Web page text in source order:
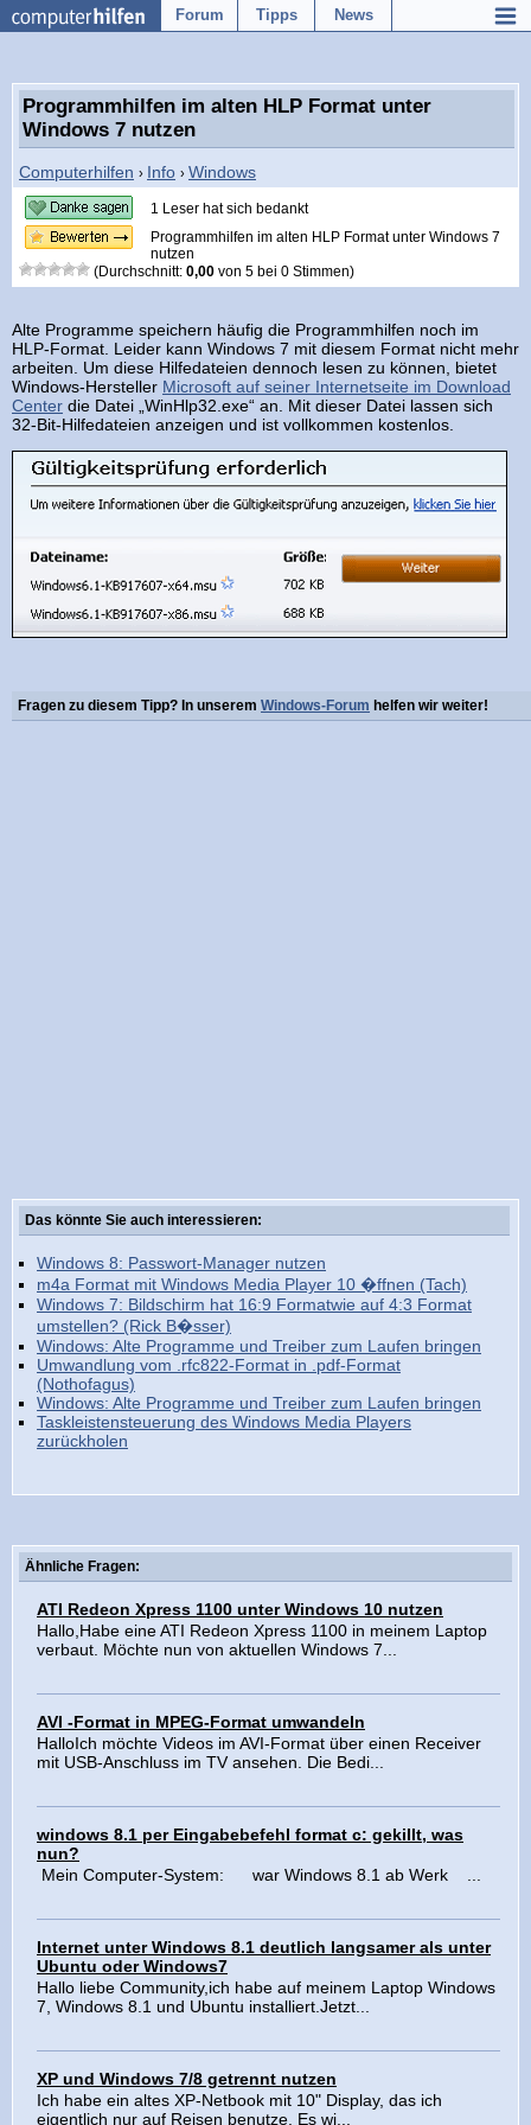
Forum Tipps News
Programmhilfen im alten HLP Format unter
Windows 7 nutzen
Computerhilfen › Info › Windows
1 Leser hat sich bedankt
Programmhilfen im alten HLP Format unter Windows 7
nutzen
(Durchschnitt: 0,00 von 5 bei 0 Stimmen)
Alte Programme speichern häufig die Programmhilfen noch im
HLP-Format. Leider kann Windows 7 mit diesem Format nicht mehr
arbeiten. Um diese Hilfedateien dennoch lesen zu können, bietet
Windows-Hersteller Microsoft auf seiner Internetseite im Download
Center die Datei „WinHlp32.exe“ an. Mit dieser Datei lassen sich
32-Bit-Hilfedateien anzeigen und ist vollkommen kostenlos.
Fragen zu diesem Tipp? In unserem Windows-Forum helfen wir weiter!
Das könnte Sie auch interessieren:
Windows 8: Passwort-Manager nutzen
m4a Format mit Windows Media Player 10 �ffnen (Tach)
Windows 7: Bildschirm hat 16:9 Formatwie auf 4:3 Format
umstellen? (Rick B�sser)
Windows: Alte Programme und Treiber zum Laufen bringen
Umwandlung vom .rfc822-Format in .pdf-Format
(Nothofagus)
Windows: Alte Programme und Treiber zum Laufen bringen
Taskleistensteuerung des Windows Media Players
zurückholen
Ähnliche Fragen:
ATI Redeon Xpress 1100 unter Windows 10 nutzen
Hallo,Habe eine ATI Redeon Xpress 1100 in meinem Laptop
verbaut. Möchte nun von aktuellen Windows 7...
AVI -Format in MPEG-Format umwandeln
HalloIch möchte Videos im AVI-Format über einen Receiver
mit USB-Anschluss im TV ansehen. Die Bedi...
windows 8.1 per Eingabebefehl format c: gekillt, was
nun?
Mein Computer-System: war Windows 8.1 ab Werk ...
Internet unter Windows 8.1 deutlich langsamer als unter
Ubuntu oder Windows7
Hallo liebe Community,ich habe auf meinem Laptop Windows
7, Windows 8.1 und Ubuntu installiert.Jetzt...
XP und Windows 7/8 getrennt nutzen
Ich habe ein altes XP-Netbook mit 10" Display, das ich
eigentlich nur auf Reisen benutze. Es wi...